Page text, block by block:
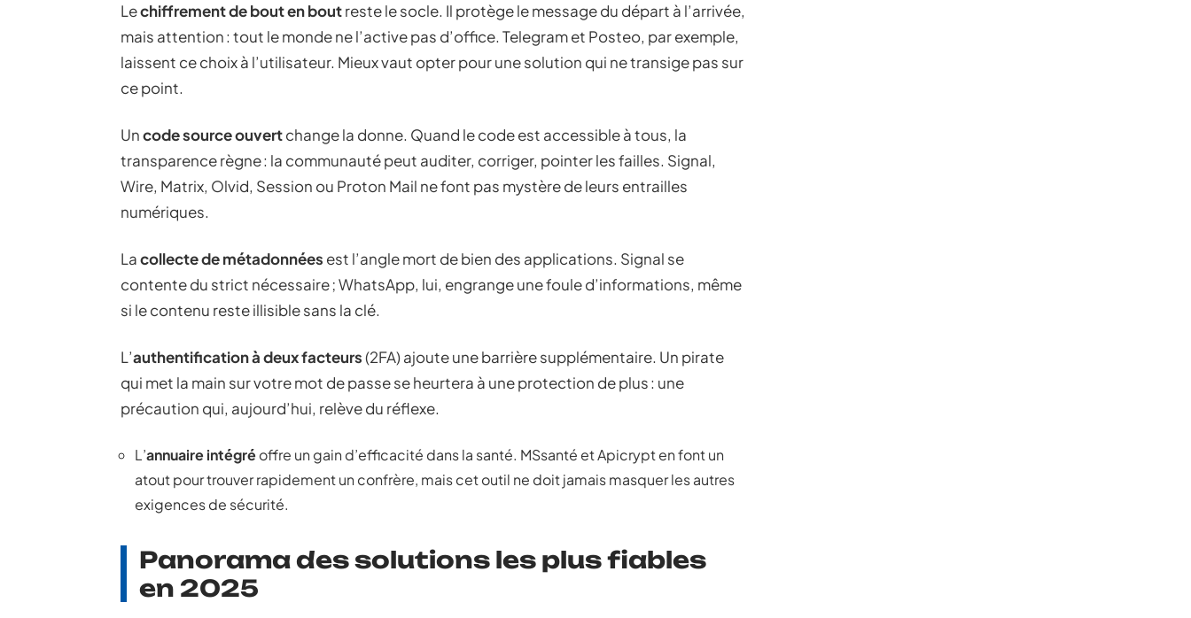
Lechiffrement de bout en boutreste le socle. Il protège le message du départ à l’arrivée,
mais attention : tout le monde ne l’active pas d’office. Telegram et Posteo, par exemple,
laissent ce choix à l’utilisateur. Mieux vaut opter pour une solution qui ne transige pas sur
ce point.
Uncode source ouvertchange la donne. Quand le code est accessible à tous, la
transparence règne : la communauté peut auditer, corriger, pointer les failles. Signal,
Wire, Matrix, Olvid, Session ou Proton Mail ne font pas mystère de leurs entrailles
numériques.
Lacollecte de métadonnées est l’angle mort de bien des applications. Signal se
contente du strict nécessaire ; WhatsApp, lui, engrange une foule d’informations, même
si le contenu reste illisible sans la clé.
L’authentification à deux facteurs(2FA) ajoute une barrière supplémentaire. Un pirate
qui met la main sur votre mot de passe se heurtera à une protection de plus : une
précaution qui, aujourd’hui, relève du réflexe.
L’annuaire intégréoffre un gain d’efficacité dans la santé. MSsanté et Apicrypt en font un
atout pour trouver rapidement un confrère, mais cet outil ne doit jamais masquer les autres
exigences de sécurité.
Panorama des solutions les plus fiables
en 2025